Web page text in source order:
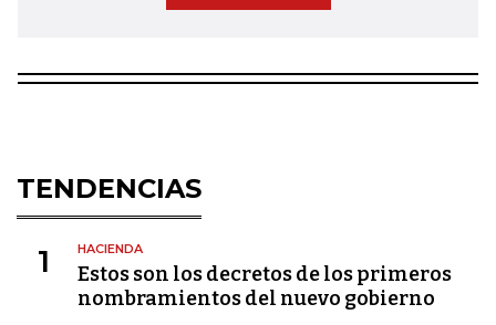
TENDENCIAS
1 HACIENDA
Estos son los decretos de los primeros
nombramientos del nuevo gobierno